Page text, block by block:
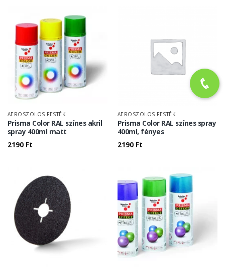
AEROSZOLOS FESTÉK
Prisma Color RAL színes akril
spray 400ml matt
2190 Ft
AEROSZOLOS FESTÉK
Prisma Color RAL színes spray
400ml, fényes
2190 Ft